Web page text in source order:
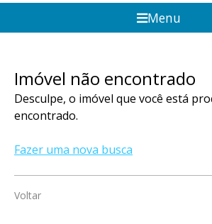
Menu
Imóvel não encontrado
Desculpe, o imóvel que você está
encontrado.
Fazer uma nova busca
Voltar